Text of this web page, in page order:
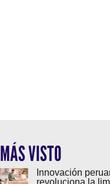
VISTO
Innovación
revoluciona la